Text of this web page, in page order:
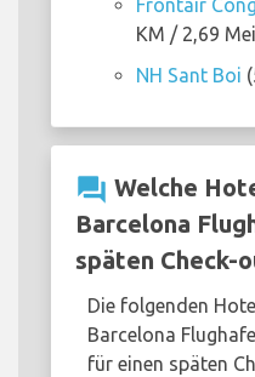
Frontair
KM / 2,69
NH Sant Boi
question_answer Welche
Barcelona
späten Check-
Die folgenden
Barcelona
für einen späten